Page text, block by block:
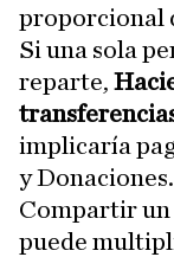
proporcional
Si una sola
reparte,
implicaría
y Donaciones.
Compartir un
puede